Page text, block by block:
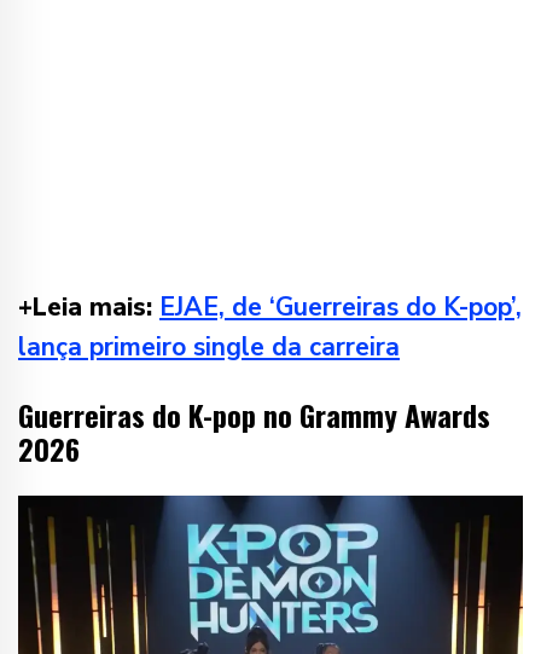
+Leia mais: EJAE, de ‘Guerreiras do K-pop’,
lança primeiro single da carreira
Guerreiras do K-pop no Grammy Awards
2026